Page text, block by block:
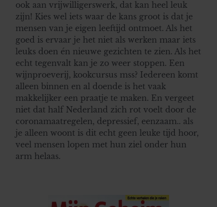
gebruiken.
ook aan vrijwilligerswerk, dat kan heel leuk
zijn! Kies wel iets waar de kans groot is dat je
mensen van je eigen leeftijd ontmoet. Als het
goed is ervaar je het niet als werken maar iets
leuks doen én nieuwe gezichten te zien. Als het
echt tegenvalt kan je zo weer stoppen. Een
wijnproeverij, kookcursus mss? Iedereen komt
alleen binnen en al doende is het vaak
makkelijker een praatje te maken. En vergeet
niet dat half Nederland zich rot voelt door de
coronamaatregelen, depressief, eenzaam.. als
je alleen woont is dit echt geen leuke tijd hoor,
veel mensen lopen met hun ziel onder hun
arm helaas.